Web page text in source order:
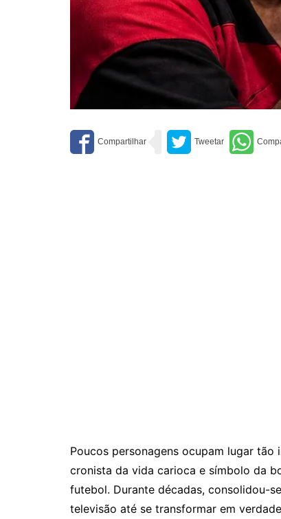
Poucos personagens ocupam lugar
cronista da vida carioca e símbolo da
futebol. Durante décadas, consolidou-
televisão até se transformar em